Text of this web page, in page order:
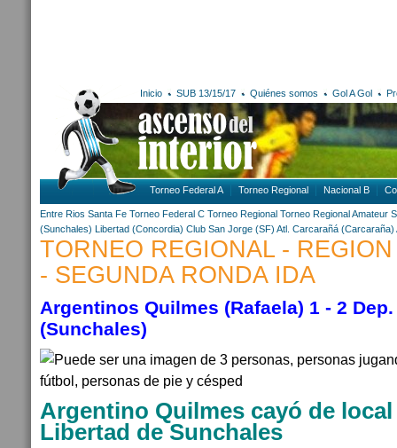
Inicio SUB 13/15/17 Quiénes somos Gol A Gol
Torneo Federal A Torneo Regional Nacional B
Entre Rios Santa Fe Torneo Federal C Torneo Regional Torneo Regional Amateur
(Sunchales) Libertad (Concordia) Club San Jorge (SF) Atl. Carcarañá (Carcaraña)
TORNEO REGIONAL -
- SEGUNDA RONDA IDA
Argentinos Quilmes (Rafaela) 1 - 2
(Sunchales)
Argentino Quilmes cayó de
Libertad de Sunchales